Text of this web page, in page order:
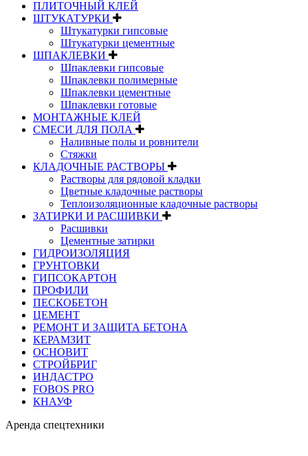
ПЛИТОЧНЫЙ КЛЕЙ
ШТУКАТУРКИ
Штукатурки гипсовые
Штукатурки цементные
ШПАКЛЕВКИ
Шпаклевки гипсовые
Шпаклевки полимерные
Шпаклевки цементные
Шпаклевки готовые
МОНТАЖНЫЕ КЛЕЙ
СМЕСИ ДЛЯ ПОЛА
Наливные полы и ровнители
Стяжки
КЛАДОЧНЫЕ РАСТВОРЫ
Растворы для рядовой кладки
Цветные кладочные растворы
Теплоизоляционные кладочные растворы
ЗАТИРКИ И РАСШИВКИ
Расшивки
Цементные затирки
ГИДРОИЗОЛЯЦИЯ
ГРУНТОВКИ
ГИПСОКАРТОН
ПРОФИЛИ
ПЕСКОБЕТОН
ЦЕМЕНТ
РЕМОНТ И ЗАЩИТА БЕТОНА
КЕРАМЗИТ
ОСНОВИТ
СТРОЙБРИГ
ИНДАСТРО
FOBOS PRO
КНАУФ
Аренда спецтехники